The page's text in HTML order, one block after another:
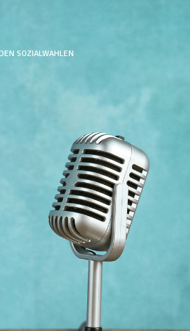
SOZIALWAHLEN